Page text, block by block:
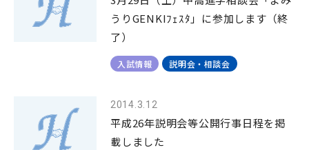
うりGENKIﾌｪｽﾀ」に参加します（終
了）
入試情報 説明会・相談会
2014.3.12
平成26年説明会等公開行事日程を掲
載しました